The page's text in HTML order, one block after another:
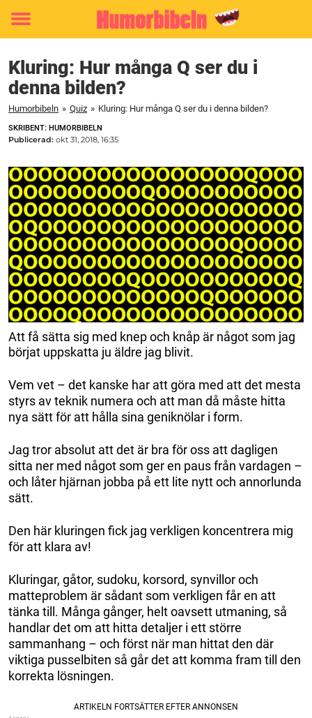
Toggle
Kluring: Hur många Q ser du i
denna bilden?
Humorbibeln » Quiz » Kluring: Hur många Q ser du i denna bilden?
SKRIBENT: HUMORBIBELN
Publicerad: okt 31, 2018, 16:35
Att få sätta sig med knep och knåp är något som jag
börjat uppskatta ju äldre jag blivit.
Vem vet – det kanske har att göra med att det mesta
styrs av teknik numera och att man då måste hitta
nya sätt för att hålla sina geniknölar i form.
Jag tror absolut att det är bra för oss att dagligen
sitta ner med något som ger en paus från vardagen –
och låter hjärnan jobba på ett lite nytt och annorlunda
sätt.
Den här kluringen fick jag verkligen koncentrera mig
för att klara av!
Kluringar, gåtor, sudoku, korsord, synvillor och
matteproblem är sådant som verkligen får en att
tänka till. Många gånger, helt oavsett utmaning, så
handlar det om att hitta detaljer i ett större
sammanhang – och först när man hittat den där
viktiga pusselbiten så går det att komma fram till den
korrekta lösningen.